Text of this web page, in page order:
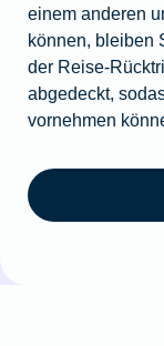
einem anderen
können, bleiben
der Reise-
abgedeckt,
vornehmen